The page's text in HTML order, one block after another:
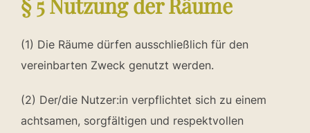
§ 5 Nutzung der Räume
(1) Die Räume dürfen ausschließlich für den
vereinbarten Zweck genutzt werden.
(2) Der/die Nutzer:in verpflichtet sich zu einem
achtsamen, sorgfältigen und respektvollen